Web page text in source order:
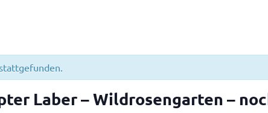
Laber – Wildrosengarten –